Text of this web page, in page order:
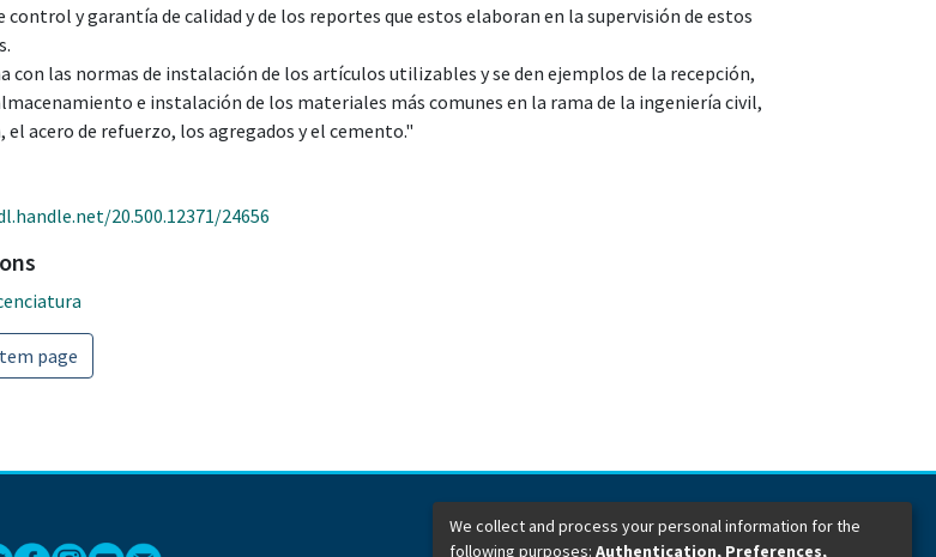
control y garantía de calidad y de los reportes que estos elaboran en la supervisión de estos
con las normas de instalación de los artículos utilizables y se den ejemplos de la recepción,
e instalación de los materiales más comunes en la rama de la ingeniería civil,
el acero de refuerzo, los agregados y el cemento."
20.500.12371/24656
page
Dirección General de Bibliotecas
We collect and process your personal information for the
following purposes: Authentication, Preferences,